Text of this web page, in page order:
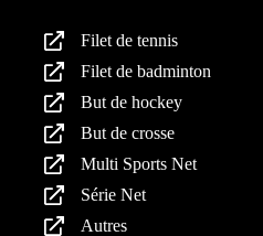
Filet de tennis
Filet de badminton
But de hockey
But de crosse
Multi Sports Net
Série Net
Autres